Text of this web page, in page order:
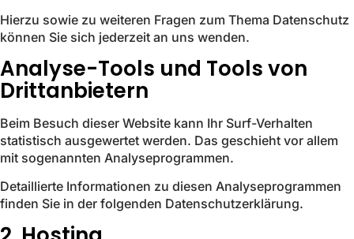
Hierzu sowie zu weiteren Fragen zum Thema Datenschutz
können Sie sich jederzeit an uns wenden.
Analyse-Tools und Tools von
Dritt­anbietern
Beim Besuch dieser Website kann Ihr Surf-Verhalten
statistisch ausgewertet werden. Das geschieht vor allem
mit sogenannten Analyseprogrammen.
Detaillierte Informationen zu diesen Analyseprogrammen
finden Sie in der folgenden Datenschutzerklärung.